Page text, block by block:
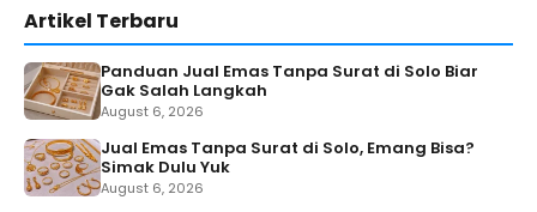
Artikel Terbaru
Panduan Jual Emas Tanpa Surat di Solo Biar
Gak Salah Langkah
August 6, 2026
Jual Emas Tanpa Surat di Solo, Emang Bisa?
Simak Dulu Yuk
August 6, 2026